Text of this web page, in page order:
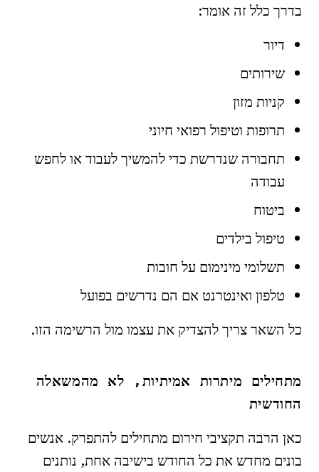
בדרך כלל זה אומר:
דיור
שירותים
קניות מזון
תרופות וטיפול רפואי חיוני
תחבורה שנדרשת כדי להמשיך לעבוד או לחפש
עבודה
ביטוח
טיפול בילדים
תשלומי מינימום על חובות
טלפון ואינטרנט אם הם נדרשים בפועל
כל השאר צריך להצדיק את עצמו מול הרשימה הזו.
מתחילים מיתרות אמיתיות, לא מהמשאלה
החודשית
כאן הרבה תקציבי חירום מתחילים להתפרק. אנשים
בונים מחדש את כל החודש בישיבה אחת, נותנים